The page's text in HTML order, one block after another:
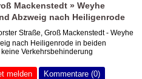
Mackenstedt » Weyhe
Abzweig nach Heiligenrode
Straße, Groß Mackenstedt - Weyhe
nach Heiligenrode in beiden
Verkehrsbehinderung
melden Kommentare (0)